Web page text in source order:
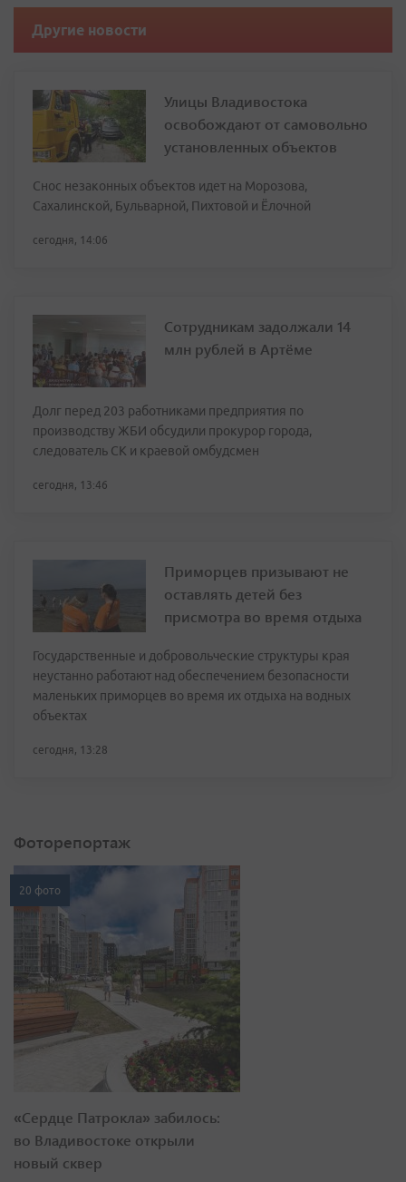
Другие новости
Улицы Владивостока
освобождают от самовольно
установленных объектов
Снос незаконных объектов идет на Морозова,
Сахалинской, Бульварной, Пихтовой и Ёлочной
сегодня, 14:06
Сотрудникам задолжали 14
млн рублей в Артёме
Долг перед 203 работниками предприятия по
производству ЖБИ обсудили прокурор города,
следователь СК и краевой омбудсмен
сегодня, 13:46
Приморцев призывают не
оставлять детей без
присмотра во время отдыха
Государственные и добровольческие структуры края
неустанно работают над обеспечением безопасности
маленьких приморцев во время их отдыха на водных
объектах
сегодня, 13:28
Фоторепортаж
20 фото
«Сердце Патрокла» забилось:
во Владивостоке открыли
новый сквер